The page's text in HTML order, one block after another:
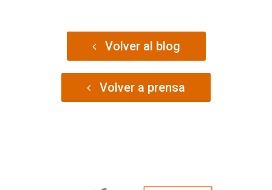
Volver al blog
Volver a prensa